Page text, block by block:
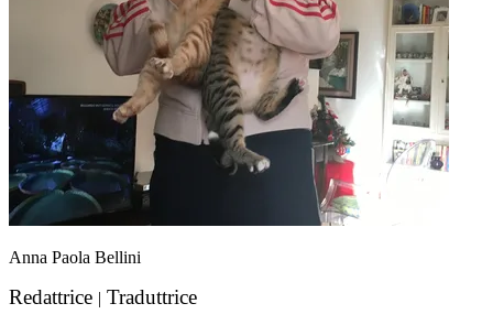
Anna Paola Bellini
Redattrice | Traduttrice